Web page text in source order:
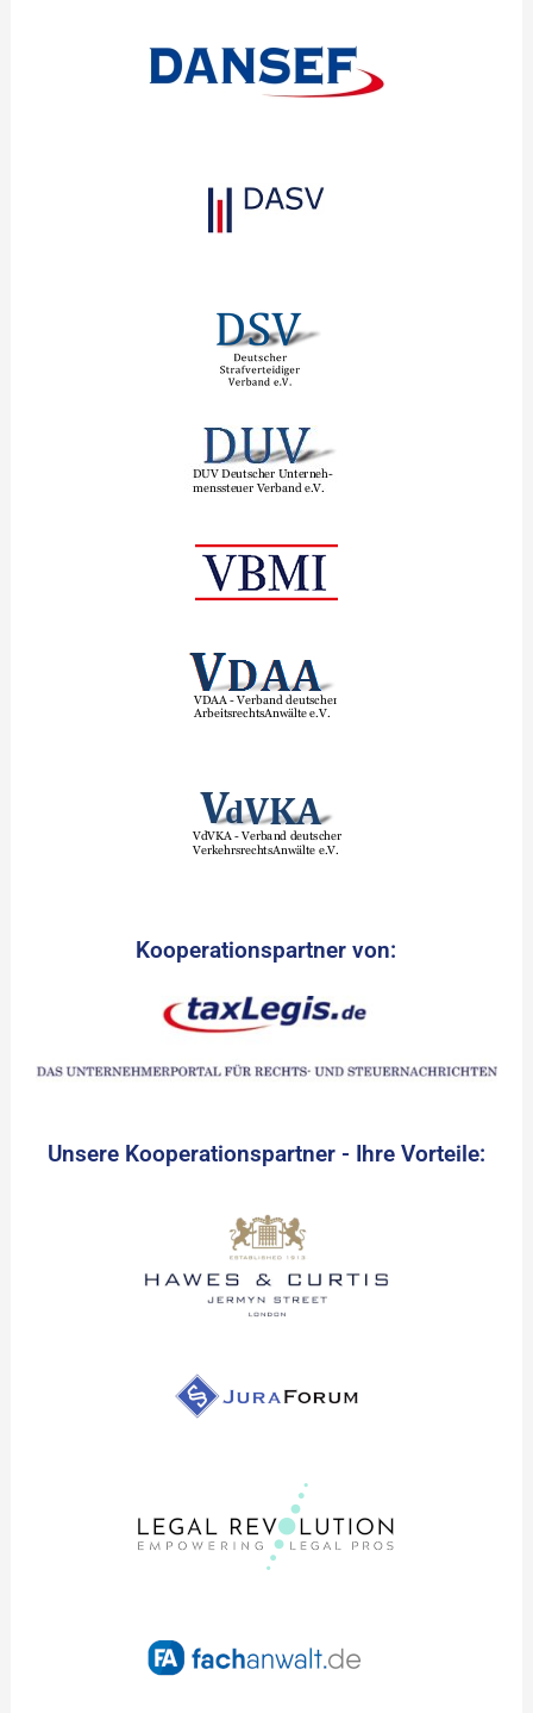
Kooperationspartner von:
Unsere Kooperationspartner - Ihre Vorteile: